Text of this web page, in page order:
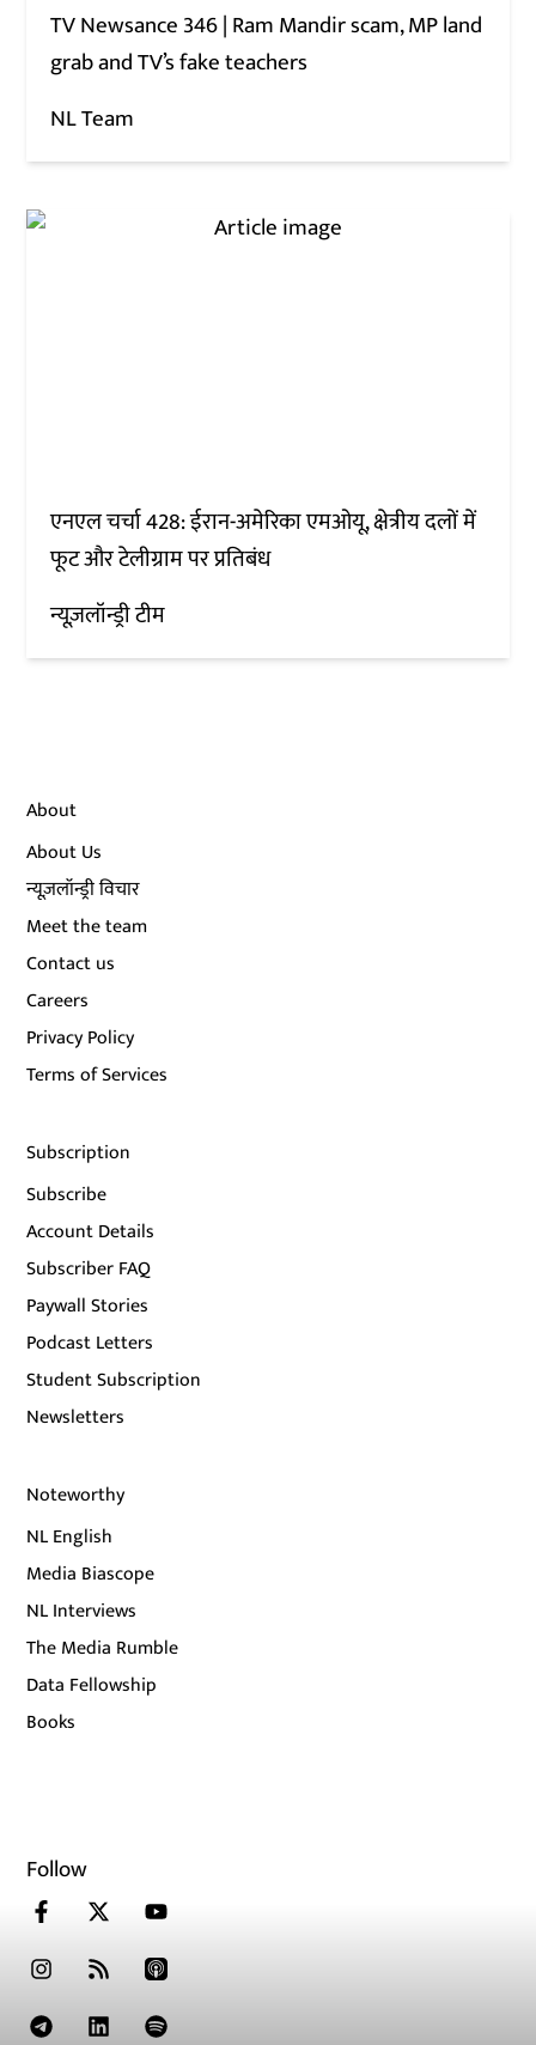
TV Newsance 346 | Ram Mandir scam, MP land
grab and TV’s fake teachers
NL Team
एनएल चर्चा 428: ईरान-अमेरिका एमओयू, क्षेत्रीय दलों में
फूट और टेलीग्राम पर प्रतिबंध
न्यूज़लॉन्ड्री टीम
About
About Us
न्यूज़लॉन्ड्री विचार
Meet the team
Contact us
Careers
Privacy Policy
Terms of Services
Subscription
Subscribe
Account Details
Subscriber FAQ
Paywall Stories
Podcast Letters
Student Subscription
Newsletters
Noteworthy
NL English
Media Biascope
NL Interviews
The Media Rumble
Data Fellowship
Books
Follow